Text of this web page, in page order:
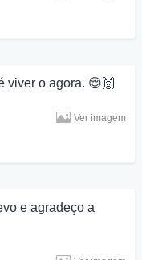
viver o agora. 😌🙌
Ver imagem
e agradeço a